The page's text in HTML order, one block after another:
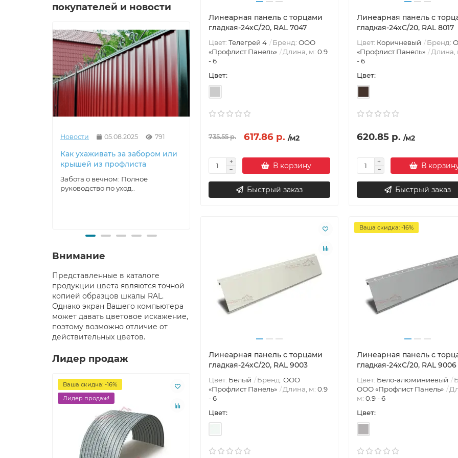
покупателей и новости
Новости 05.08.2025 791
Как ухаживать за забором или
крышей из профлиста
Забота о вечном: Полное
руководство по уход..
Новости 05.08.2025
защита и профилактика
Невидимая угроза и Ко..
Новости 04.08.2025
профнастила
практические рекомен..
Внимание
Представленные в каталоге
продукции цвета являются точной
копией образцов шкалы RAL.
Однако экран Вашего компьютера
может давать цветовое искажение,
поэтому возможно отличие от
действительных цветов.
Лидер продаж
Ваша скидка: -16%
Лидер продаж!
Лидер продаж!
Ваша скидка: -16%
Лидер продаж!
Линеарная панель с торцами
гладкая-24хС/20, RAL 7047
Цвет: Телегрей 4 Бренд: ООО
«Профлист Панель»
Длина, м: 0.9
- 6
Цвет:
735.55 р. 617.86 р. /м2
В корзину
Быстрый заказ
Линеарная панель с
гладкая-24хС/20, RAL 8017
Цвет: Коричневый Бренд:
«Профлист Панель»
Длина,
- 6
Цвет:
620.85 р. /м2
В
Быстрый заказ
Линеарная панель с торцами
гладкая-24хС/20, RAL 9003
Цвет: Белый Бренд: ООО
«Профлист Панель»
Длина, м: 0.9
- 6
Цвет:
Ваша скидка: -16%
Линеарная панель с
гладкая-24хС/20, RAL 9006
Цвет: Бело-алюминиевый
ООО «Профлист Панель»
м: 0.9 - 6
Цвет: